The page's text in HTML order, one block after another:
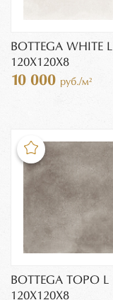
BOTTEGA WHITE L
120Х120X8
10 000 руб./м²
BOTTEGA TOPO L
120Х120Х8